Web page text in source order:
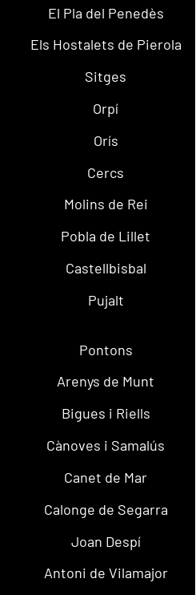
El Pla del Penedès
Els Hostalets de Pierola
Sitges
Orpí
Orís
Cercs
Molins de Rei
Pobla de Lillet
Castellbisbal
Pujalt
Pontons
Arenys de Munt
Bigues i Riells
Cànoves i Samalús
Canet de Mar
Calonge de Segarra
Joan Despí
Antoni de Vilamajor